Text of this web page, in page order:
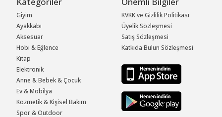
Giyim
Ayakkabı
Aksesuar
Hobi & Eğlence
Kitap
Elektronik
Anne & Bebek & Çocuk
Ev & Mobilya
Kozmetik & Kişisel Bakım
Spor & Outdoor
KVKK ve Gizlilik Politikası
Üyelik Sözleşmesi
Satış Sözleşmesi
Katkıda Bulun Sözleşmesi